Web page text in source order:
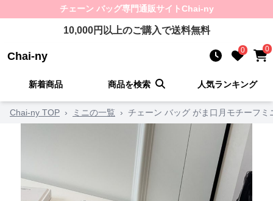
チェーン バッグ専門通販サイトChai-ny
10,000円以上のご購入で送料無料
Chai-ny 0 0
新着商品 商品を検索 人気ランキング
Chai-ny TOP › ミニの一覧 › チェーン バッグ がま口月モチーフミ